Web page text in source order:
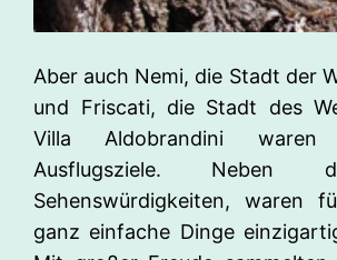
Aber auch Nemi, die Stadt der
und Friscati, die Stadt des
Villa Aldobrandini waren
Ausflugsziele. Neben
Sehenswürdigkeiten, waren
ganz einfache Dinge